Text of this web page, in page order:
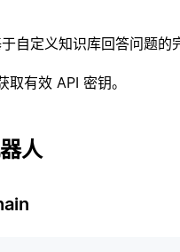
自定义知识库回答问题的
有效 API 密钥。
人